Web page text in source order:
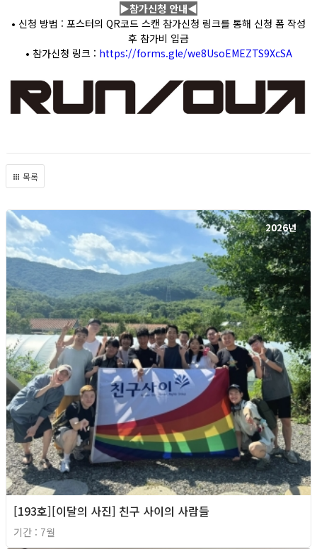
▶참가신청 안내◀
• 신청 방법 : 포스터의 QR코드 스캔 참가신청 링크를 통해 신청 폼 작성
후 참가비 입금
• 참가신청 링크 : https://forms.gle/we8UsoEMEZTS9XcSA
목록
2026년
[193호][이달의 사진] 친구 사이의 사람들
기간 : 7월